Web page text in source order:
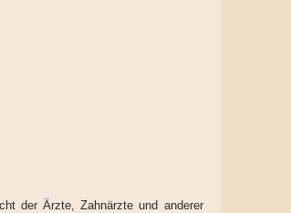
der Ärzte, Zahnärzte und anderer